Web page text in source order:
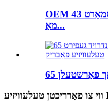
OEM 43 אינטש סמאַרט LED טעלעוויזיע
מאַ...